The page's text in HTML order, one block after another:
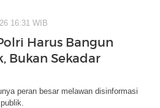
16:31 WIB
Harus Bangun
Bukan Sekadar
peran besar melawan disinformasi